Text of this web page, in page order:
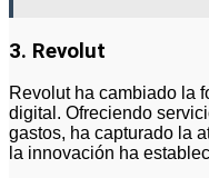
3. Revolut
Revolut ha cambiado la
digital. Ofreciendo
gastos, ha capturado la
la innovación ha